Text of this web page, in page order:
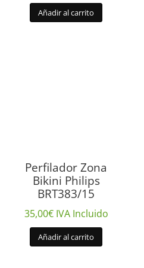
Añadir al carrito
Perfilador Zona
Bikini Philips
BRT383/15
35,00€ IVA Incluido
Añadir al carrito